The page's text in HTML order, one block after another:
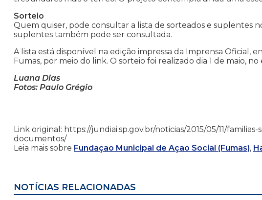
Sorteio
Quem quiser, pode consultar a lista de sorteados e suplentes
suplentes também pode ser consultada.
A lista está disponível na edição impressa da Imprensa Oficial,
Fumas, por meio do link. O sorteio foi realizado dia 1 de maio, no
Luana Dias
Fotos: Paulo Grégio
Link original: https://jundiai.sp.gov.br/noticias/2015/05/11/
documentos/
Leia mais sobre Fundação Municipal de Ação Social (Fumas),
NOTÍCIAS RELACIONADAS